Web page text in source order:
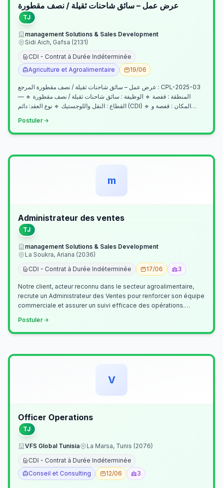
عرض عمل – سائق شاحنات ثقيلة / نصف مقطورة
TJ
management Solutions & Sales Development
Sidi Aich, Gafsa (2131)
CDI - Contrat à Durée Indéterminée
Agriculture et Agroalimentaire
19/06
عرض عمل – سائق شاحنات ثقيلة / نصف مقطورة المرجع : CPL-2025-03
— المنطقة : قفصة 🔹 الوظيفة : سائق شاحنات ثقيلة / نصف مقطورة 🔹
القطاع : النقل واللوجستيك 🔹 نوع العقد: دائم (CDI) 🔹 المكان : قفصة و…
Postuler
m
Administrateur des ventes
TJ
management Solutions & Sales Development
La Soukra, Ariana (2036)
CDI - Contrat à Durée Indéterminée
17/06 3
Notre client, acteur reconnu dans le secteur agroalimentaire,
recrute un Administrateur des Ventes pour renforcer son équipe
commerciale et assurer un suivi efficace des opérations.
Postuler
V
Officer Operations
TJ
VFS Global Tunisia
La Marsa, Tunis (2076)
CDI - Contrat à Durée Indéterminée
Conseil et Consulting
12/06 3